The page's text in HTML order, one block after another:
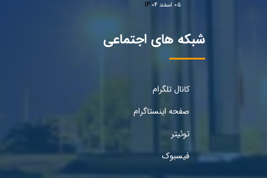
۰۵ اسفند ۰۴
شبکه های اجتماعی
کانال تلگرام
صفحه اینستاگرام
توئیتر
فیسبوک